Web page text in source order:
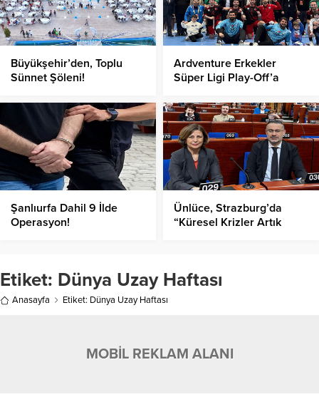
Büyükşehir’den, Toplu
Sünnet Şöleni!
Ardventure Erkekler
Süper Ligi Play-Off’a
Şanlıurfa Dahil 9 İlde
Operasyon!
Ünlüce, Strazburg’da
“Küresel Krizler Artık
Etiket: Dünya Uzay Haftası
Anasayfa Etiket: Dünya Uzay Haftası
MOBİL REKLAM ALANI